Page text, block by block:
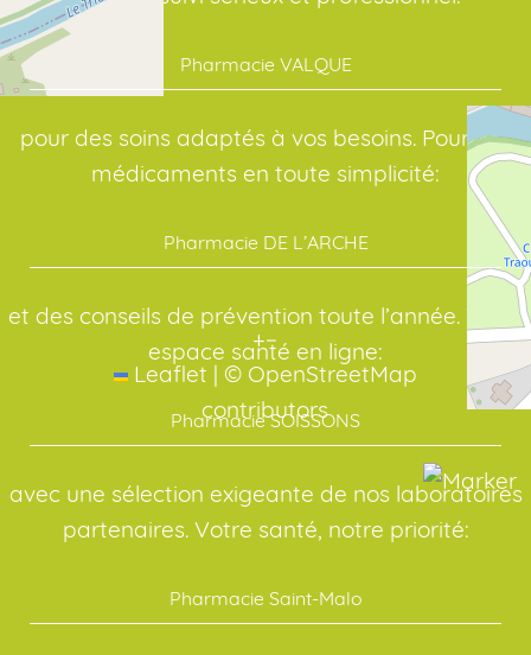
+−
Leaflet | © OpenStreetMap
contributors
Pharmacie VALQUE
pour des soins adaptés à vos besoins. Pour vos
médicaments en toute simplicité:
Pharmacie DE L’ARCHE
et des conseils de prévention toute l’année. Votre
espace santé en ligne:
Pharmacie SOISSONS
avec une sélection exigeante de nos laboratoires
partenaires. Votre santé, notre priorité:
Pharmacie Saint-Malo